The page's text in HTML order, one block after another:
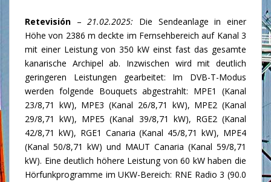
t
Retevisión –21.02.2025: Die Sendeanlage in einer
Höhe von 2386 m deckte im Fernsehbereich auf Kanal 3
mit einer Leistung von 350 kW einst fast das gesamte
kanarische Archipel ab. Inzwischen wird mit deutlich
geringeren Leistungen gearbeitet: Im DVB-T-Modus
werden folgende Bouquets abgestrahlt: MPE1 (Kanal
23/8,71 kW), MPE3 (Kanal 26/8,71 kW), MPE2 (Kanal
29/8,71 kW), MPE5 (Kanal 39/8,71 kW), RGE2 (Kanal
42/8,71 kW), RGE1 Canaria (Kanal 45/8,71 kW), MPE4
(Kanal 50/8,71 kW) und MAUT Canaria (Kanal 59/8,71
kW). Eine deutlich höhere Leistung von 60 kW haben die
Hörfunkprogramme im UKW-Bereich: RNE Radio 3 (90.0